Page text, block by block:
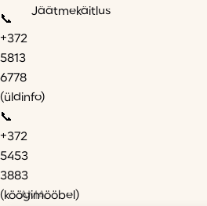
📞
+372
5813
6778
(üldinfo)
📞
+372
5453
3883
(köögimööbel)
Jäätmekäitlus
AMA